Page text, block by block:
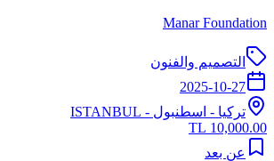
Manar Foundation
التصميم والفنون
2025-10-27
تركيا - اسطنبول - ISTANBUL
10,000.00 TL
عن بعد